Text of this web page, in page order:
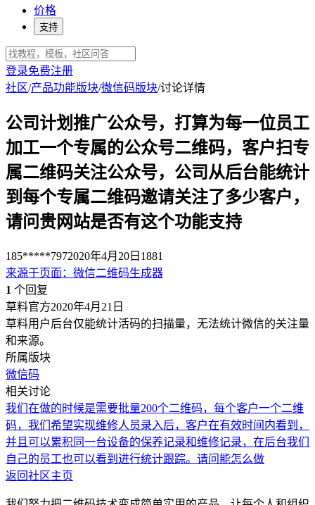
价格
支持
登录免费注册
社区/产品功能版块/微信码版块/讨论详情
公司计划推广公众号，打算为每一位员工
加工一个专属的公众号二维码，客户扫专
属二维码关注公众号，公司从后台能统计
到每个专属二维码邀请关注了多少客户，
请问贵网站是否有这个功能支持
185*****7972020年4月20日 1881
来源于页面 ： 微信二维码生成器
1 个回复
草料官方2020年4月21日
草料用户后台仅能统计活码的扫描量，无法统计微信的关注量
和来源。
所属版块
微信码
相关讨论
我们在做的时候是需要批量200个二维码，每个客户一个二维
码，我们希望实现维修人员录入后，客户在有效时间内看到，
并且可以累积同一台设备的保养记录和维修记录，在后台我们
自己的员工也可以看到进行统计跟踪。请问能怎么做
返回社区主页